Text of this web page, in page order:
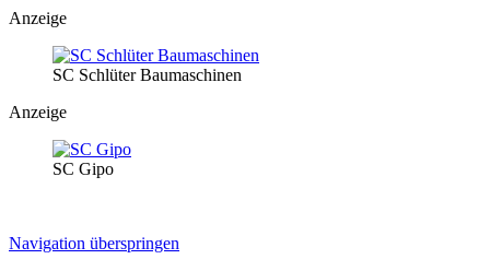
Anzeige
SC Schlüter Baumaschinen
Anzeige
SC Gipo
Navigation überspringen